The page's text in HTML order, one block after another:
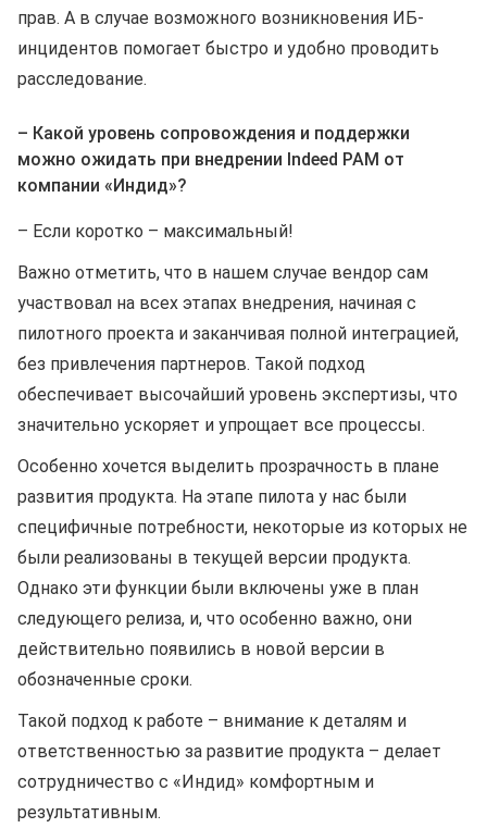
прав. А в случае возможного возникновения ИБ-
инцидентов помогает быстро и удобно проводить
расследование.
– Какой уровень сопровождения и поддержки
можно ожидать при внедрении Indeed PAM от
компании «Индид»?
– Если коротко – максимальный!
Важно отметить, что в нашем случае вендор сам
участвовал на всех этапах внедрения, начиная с
пилотного проекта и заканчивая полной интеграцией,
без привлечения партнеров. Такой подход
обеспечивает высочайший уровень экспертизы, что
значительно ускоряет и упрощает все процессы.
Особенно хочется выделить прозрачность в плане
развития продукта. На этапе пилота у нас были
специфичные потребности, некоторые из которых не
были реализованы в текущей версии продукта.
Однако эти функции были включены уже в план
следующего релиза, и, что особенно важно, они
действительно появились в новой версии в
обозначенные сроки.
Такой подход к работе – внимание к деталям и
ответственностью за развитие продукта – делает
сотрудничество с «Индид» комфортным и
результативным.